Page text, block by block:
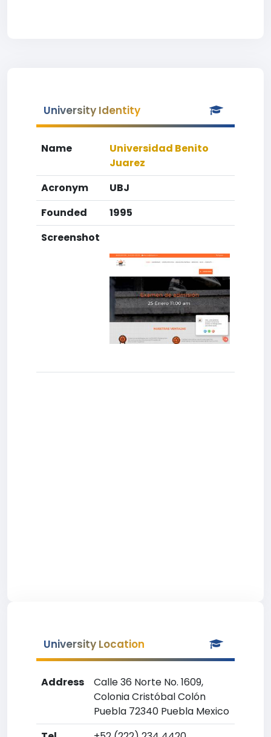
University Identity
Name
Universidad Benito
Juarez
Acronym
UBJ
Founded
1995
Screenshot
University Location
Address
Calle 36 Norte No. 1609,
Colonia Cristóbal Colón
Puebla 72340 Puebla Mexico